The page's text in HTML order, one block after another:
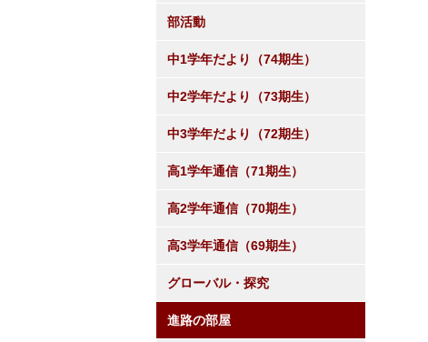
部活動
中1学年だより（74期生）
中2学年だより（73期生）
中3学年だより（72期生）
高1学年通信（71期生）
高2学年通信（70期生）
高3学年通信（69期生）
グローバル・探究
進路の部屋